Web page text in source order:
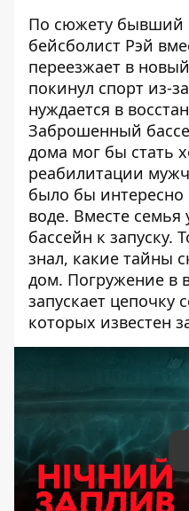
По сюжету бывший
бейсболист Рэй
переезжает в
покинул спорт из-
нуждается в
Заброшенный
дома мог бы
реабилитации
было бы интересно
воде. Вместе семья
бассейн к запуску.
знал, какие тайны
дом. Погружение в
запускает цепочку
которых известен